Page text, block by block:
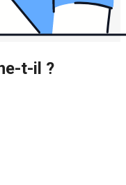
t-il ?